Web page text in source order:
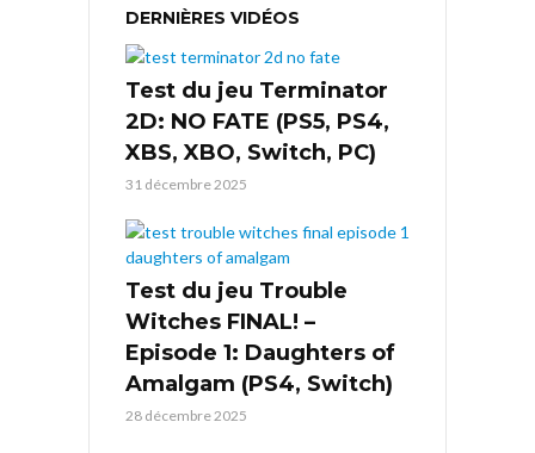
DERNIÈRES VIDÉOS
Test du jeu Terminator
2D: NO FATE (PS5, PS4,
XBS, XBO, Switch, PC)
31 décembre 2025
Test du jeu Trouble
Witches FINAL! –
Episode 1: Daughters of
Amalgam (PS4, Switch)
28 décembre 2025